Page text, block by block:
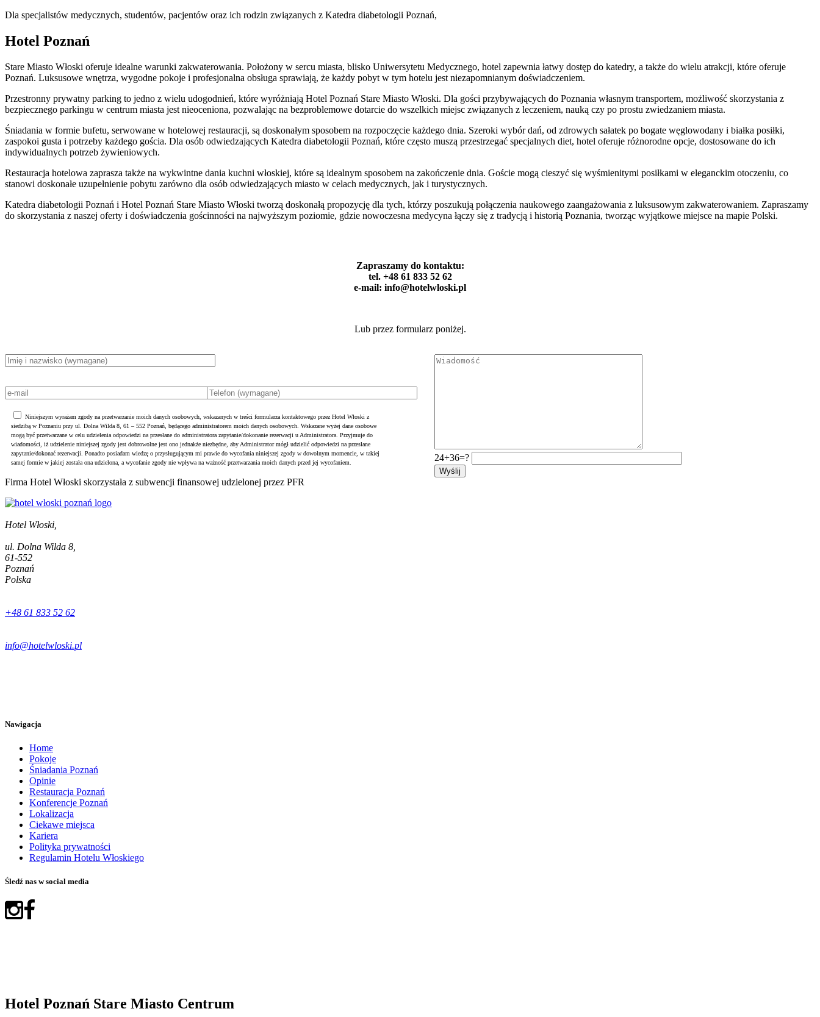
Dla specjalistów medycznych, studentów, pacjentów oraz ich rodzin związanych z Katedra diabetologii Poznań,
Hotel Poznań
Stare Miasto Włoski oferuje idealne warunki zakwaterowania. Położony w sercu miasta, blisko Uniwersytetu Medycznego, hotel zapewnia łatwy dostęp do katedry, a także do wielu atrakcji, które oferuje
Poznań. Luksusowe wnętrza, wygodne pokoje i profesjonalna obsługa sprawiają, że każdy pobyt w tym hotelu jest niezapomnianym doświadczeniem.
Przestronny prywatny parking to jedno z wielu udogodnień, które wyróżniają Hotel Poznań Stare Miasto Włoski. Dla gości przybywających do Poznania własnym transportem, możliwość skorzystania z
bezpiecznego parkingu w centrum miasta jest nieoceniona, pozwalając na bezproblemowe dotarcie do wszelkich miejsc związanych z leczeniem, nauką czy po prostu zwiedzaniem miasta.
Śniadania w formie bufetu, serwowane w hotelowej restauracji, są doskonałym sposobem na rozpoczęcie każdego dnia. Szeroki wybór dań, od zdrowych sałatek po bogate węglowodany i białka posiłki,
zaspokoi gusta i potrzeby każdego gościa. Dla osób odwiedzających Katedra diabetologii Poznań, które często muszą przestrzegać specjalnych diet, hotel oferuje różnorodne opcje, dostosowane do ich
indywidualnych potrzeb żywieniowych.
Restauracja hotelowa zaprasza także na wykwintne dania kuchni włoskiej, które są idealnym sposobem na zakończenie dnia. Goście mogą cieszyć się wyśmienitymi posiłkami w eleganckim otoczeniu, co
stanowi doskonałe uzupełnienie pobytu zarówno dla osób odwiedzających miasto w celach medycznych, jak i turystycznych.
Katedra diabetologii Poznań i Hotel Poznań Stare Miasto Włoski tworzą doskonałą propozycję dla tych, którzy poszukują połączenia naukowego zaangażowania z luksusowym zakwaterowaniem. Zapraszamy
do skorzystania z naszej oferty i doświadczenia gościnności na najwyższym poziomie, gdzie nowoczesna medycyna łączy się z tradycją i historią Poznania, tworząc wyjątkowe miejsce na mapie Polski.
Zapraszamy do kontaktu:
tel. +48 61 833 52 62
e-mail: info@hotelwloski.pl
Lub przez formularz poniżej.
Niniejszym wyrażam zgody na przetwarzanie moich danych osobowych, wskazanych w treści formularza kontaktowego przez Hotel Włoski z
siedzibą w Poznaniu przy ul. Dolna Wilda 8, 61 – 552 Poznań, będącego administratorem moich danych osobowych. Wskazane wyżej dane osobowe
mogą być przetwarzane w celu udzielenia odpowiedzi na przesłane do administratora zapytanie/dokonanie rezerwacji u Administratora. Przyjmuje do
wiadomości, iż udzielenie niniejszej zgody jest dobrowolne jest ono jednakże niezbędne, aby Administrator mógł udzielić odpowiedzi na przesłane
zapytanie/dokonać rezerwacji. Ponadto posiadam wiedzę o przysługującym mi prawie do wycofania niniejszej zgody w dowolnym momencie, w takiej
samej formie w jakiej została ona udzielona, a wycofanie zgody nie wpływa na ważność przetwarzania moich danych przed jej wycofaniem.
Firma Hotel Włoski skorzystała z subwencji finansowej udzielonej przez PFR
24+36=?
Hotel Włoski,
ul. Dolna Wilda 8,
61-552
Poznań
Polska
+48 61 833 52 62
info@hotelwloski.pl
Nawigacja
Home
Pokoje
Śniadania Poznań
Opinie
Restauracja Poznań
Konferencje Poznań
Lokalizacja
Ciekawe miejsca
Kariera
Polityka prywatności
Regulamin Hotelu Włoskiego
Śledź nas w social media
Hotel Poznań Stare Miasto Centrum